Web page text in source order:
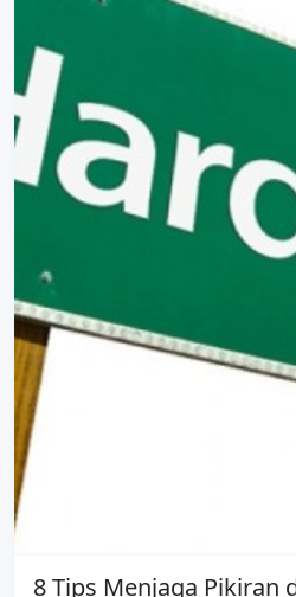
8 Tips Menjaga Pikiran